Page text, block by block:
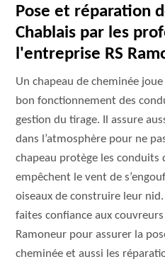
Pose et réparation
Chablais par les
l'entreprise RS
Un chapeau de cheminée
bon fonctionnement des
gestion du tirage. Il assure
dans l’atmosphère pour ne
chapeau protège les conduits
empêchent le vent de
oiseaux de construire leur
faites confiance aux couvreurs
Ramoneur pour assurer la
cheminée et aussi les